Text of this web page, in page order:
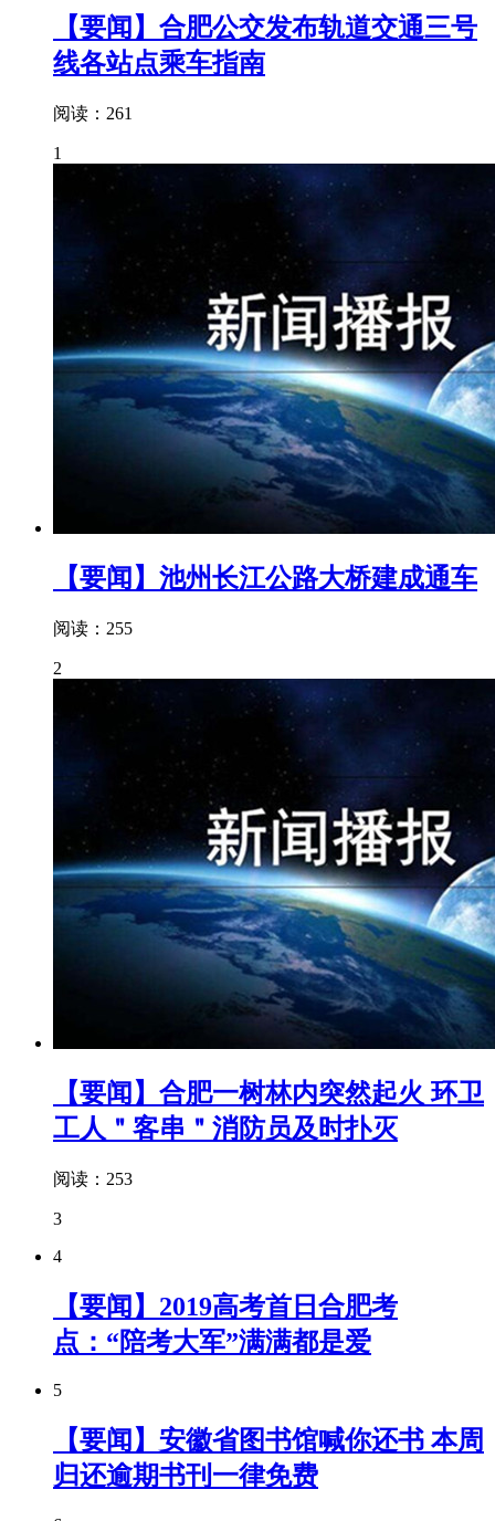
【要闻】合肥公交发布轨道交通三号
线各站点乘车指南
阅读：261
1
【要闻】池州长江公路大桥建成通车
阅读：255
2
【要闻】合肥一树林内突然起火 环卫
工人＂客串＂消防员及时扑灭
阅读：253
3
4
【要闻】2019高考首日合肥考
点：“陪考大军”满满都是爱
5
【要闻】安徽省图书馆喊你还书 本周
归还逾期书刊一律免费